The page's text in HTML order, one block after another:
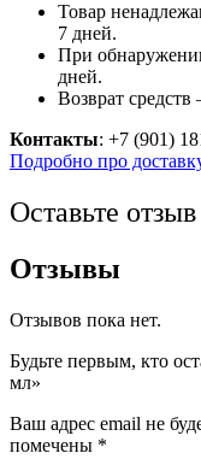
Товар
7 дней.
При
дней.
Возврат средств
Контакты: +7 (901)
Подробно про
Оставьте отзыв
Отзывы
Отзывов пока нет.
Будьте первым, кто
мл»
Ваш адрес email не
помечены *